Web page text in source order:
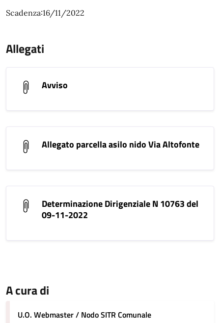
Scadenza:16/11/2022
Allegati
Avviso
Allegato parcella asilo nido Via Altofonte
Determinazione Dirigenziale N 10763 del
09-11-2022
A cura di
U.O. Webmaster / Nodo SITR Comunale